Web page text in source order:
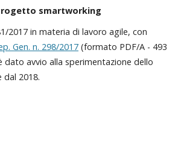
smartworking
2017 in materia di lavoro agile, con
Gen. n. 298/2017 (formato PDF/A - 493
dato avvio alla sperimentazione dello
2018.